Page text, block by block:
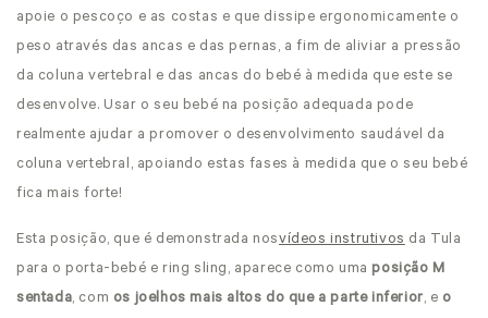
apoie o pescoço e as costas e que dissipe ergonomicamente o
peso através das ancas e das pernas, a fim de aliviar a pressão
da coluna vertebral e das ancas do bebé à medida que este se
desenvolve. Usar o seu bebé na posição adequada pode
realmente ajudar a promover o desenvolvimento saudável da
coluna vertebral, apoiando estas fases à medida que o seu bebé
fica mais forte!
Esta posição, que é demonstrada nosvídeos instrutivos da Tula
para o porta-bebé e ring sling, aparece como uma posição M
sentada, com os joelhos mais altos do que a parte inferior, e o